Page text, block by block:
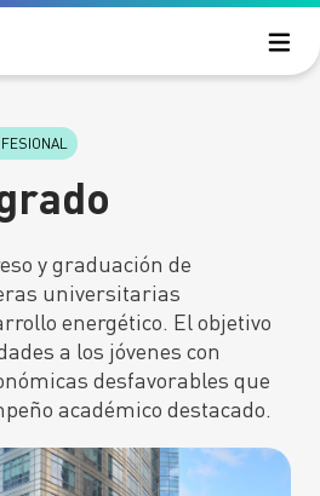
principal
industria
y graduación de
universitarias
energético. El objetivo
a los jóvenes con
desfavorables que
académico destacado.